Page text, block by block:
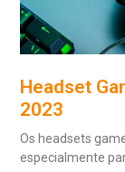
Headset
2023
Os headsets
especialmente